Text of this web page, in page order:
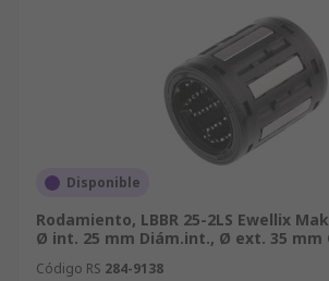
Disponible
Rodamiento, LBBR 25-2LS Ewellix
Ø int. 25 mm Diám.int., Ø ext. 35 mm
Código RS 284-9138